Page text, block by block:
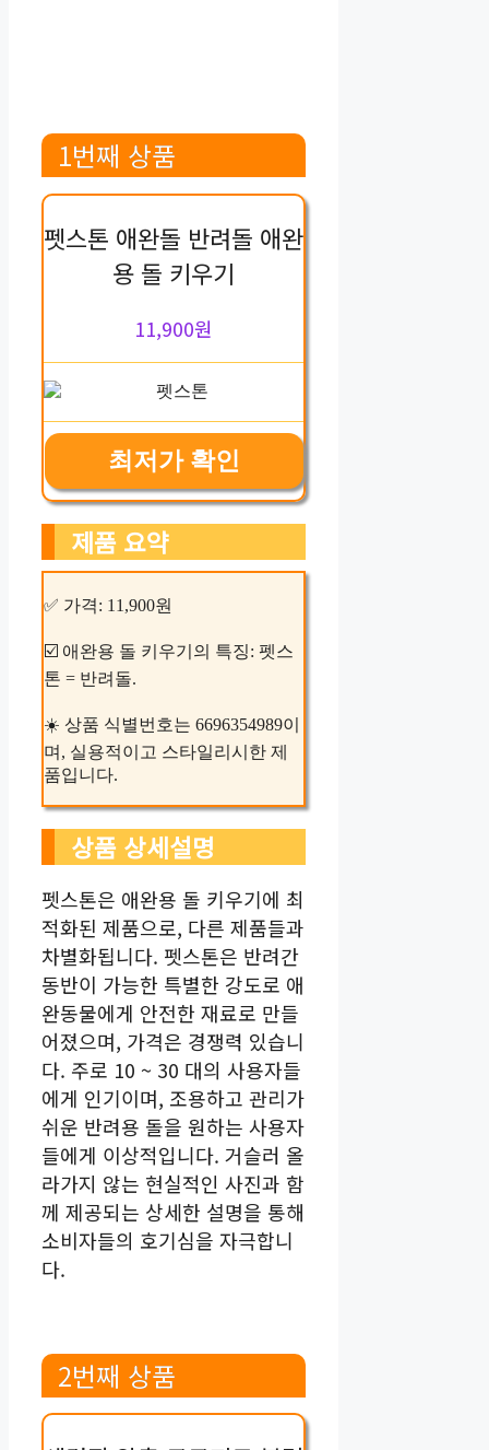
1번째 상품
펫스톤 애완돌 반려돌 애완
용 돌 키우기
11,900원
최저가 확인
제품 요약
✅ 가격: 11,900원
☑️ 애완용 돌 키우기의 특징: 펫스
톤 = 반려돌.
☀️ 상품 식별번호는 6696354989이
며, 실용적이고 스타일리시한 제
품입니다.
상품 상세설명
펫스톤은 애완용 돌 키우기에 최
적화된 제품으로, 다른 제품들과
차별화됩니다. 펫스톤은 반려간
동반이 가능한 특별한 강도로 애
완동물에게 안전한 재료로 만들
어졌으며, 가격은 경쟁력 있습니
다. 주로 10 ~ 30 대의 사용자들
에게 인기이며, 조용하고 관리가
쉬운 반려용 돌을 원하는 사용자
들에게 이상적입니다. 거슬러 올
라가지 않는 현실적인 사진과 함
께 제공되는 상세한 설명을 통해
소비자들의 호기심을 자극합니
다.
2번째 상품